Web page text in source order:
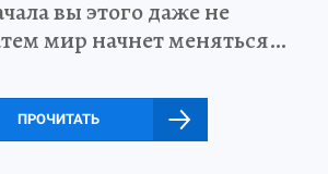
вы этого даже не
мир начнет меняться…
ПРОЧИТАТЬ